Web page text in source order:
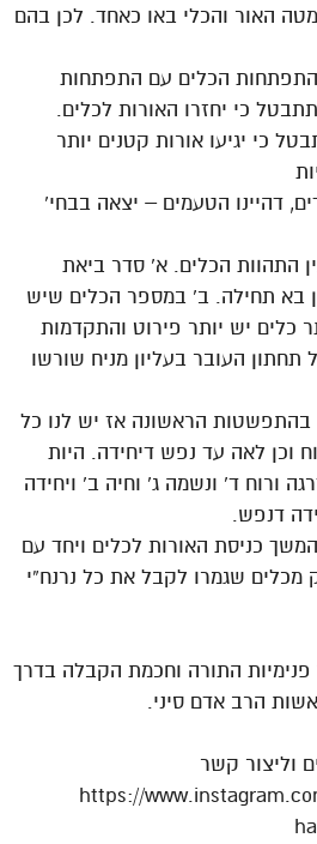
האור והכלי באו כאחד. לכן בהם
שהתפתחות הכלים עם התפתחות
כי יחזרו האורות לכלים.
כי יגיעו אורות קטנים יותר
דהיינו הטעמים – יצאה בבחי’
התהוות הכלים. א’ סדר ביאת
בא תחילה. ב’ במספר הכלים שיש
כלים יש יותר פירוט והתקדמות
תחתון העובר בעליון מניח שורשו
בהתפשטות הראשונה אז יש לנו כל
וכן לאה עד נפש דיחידה. היות
ורוח ד’ ונשמה ג’ וחיה ב’ ויחידה
דנפש.
כניסת האורות לכלים ויחד עם
שגמרו לקבל את כל נרנח”י
התורה וחכמת הקבלה בדרך
הרב אדם סיני.
וליצור קשר
https://